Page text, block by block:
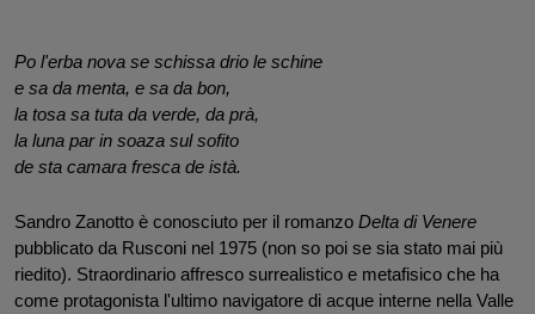
Po l'erba nova se schissa drio le schine
e sa da menta, e sa da bon,
la tosa sa tuta da verde, da prà,
la luna par in soaza sul sofito
de sta camara fresca de istà.
Sandro Zanotto è conosciuto per il romanzo
pubblicato da Rusconi nel 1975 (non so poi se sia stato mai più
riedito). Straordinario affresco surrealistico e metafisico che ha
come protagonista l'ultimo navigatore di acque interne nella Valle